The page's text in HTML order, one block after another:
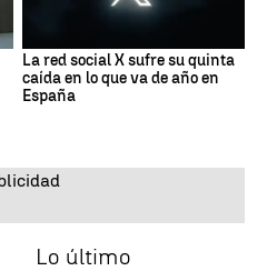
La red social X sufre su quinta
caída en lo que va de año en
España
Lo último